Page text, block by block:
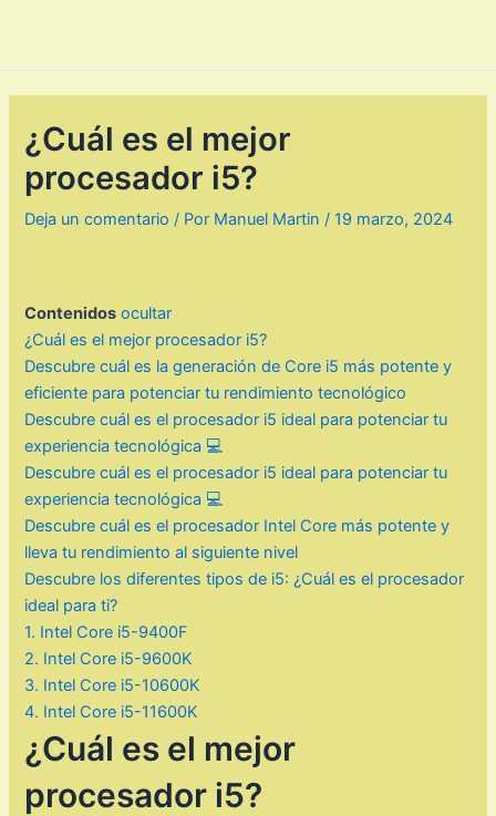
¿Cuál es el mejor
procesador i5?
Deja un comentario / Por Manuel Martin/19 marzo, 2024
Contenidos ocultar
¿Cuál es el mejor procesador i5?
Descubre cuál es la generación de Core i5 más potente y
eficiente para potenciar tu rendimiento tecnológico
Descubre cuál es el procesador i5 ideal para potenciar tu
experiencia tecnológica 💻
Descubre cuál es el procesador i5 ideal para potenciar tu
experiencia tecnológica 💻
Descubre cuál es el procesador Intel Core más potente y
lleva tu rendimiento al siguiente nivel
Descubre los diferentes tipos de i5: ¿Cuál es el procesador
ideal para ti?
1. Intel Core i5-9400F
2. Intel Core i5-9600K
3. Intel Core i5-10600K
4. Intel Core i5-11600K
¿Cuál es el mejor
procesador i5?